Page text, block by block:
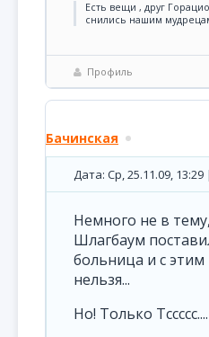
Есть вещи , друг
снились нашим
Профиль
Бачинская
Дата: Ср, 25.11.09,
Немного не в
Шлагбаум
больница и с этим
нельзя...
Но! Только Тссссс....